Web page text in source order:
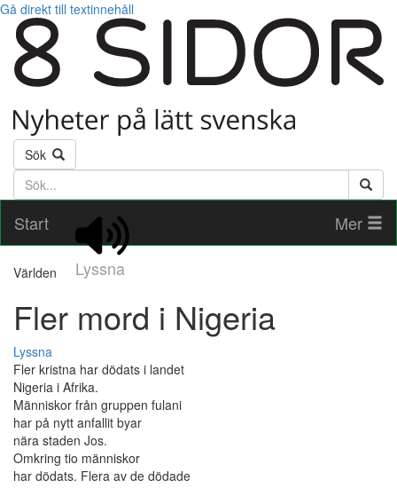
Gå direkt till textinnehåll
Sök
Söktext
Start
Lyssna
Mer
Världen
Fler mord i Nigeria
Lyssna
Fler kristna har dödats i landet
Nigeria i Afrika.
Människor från gruppen fulani
har på nytt anfallit byar
nära staden Jos.
Omkring tio människor
har dödats. Flera av de dödade